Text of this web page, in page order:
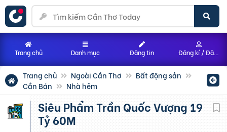
Trang chủ Ngoài Cần Thơ
Bất động sản
Cần Bán
Nhà hẻm
Siêu Phẩm Trần Quốc Vượng 19
Tỷ 60M
Trang chủ Danh mục Đăng tin